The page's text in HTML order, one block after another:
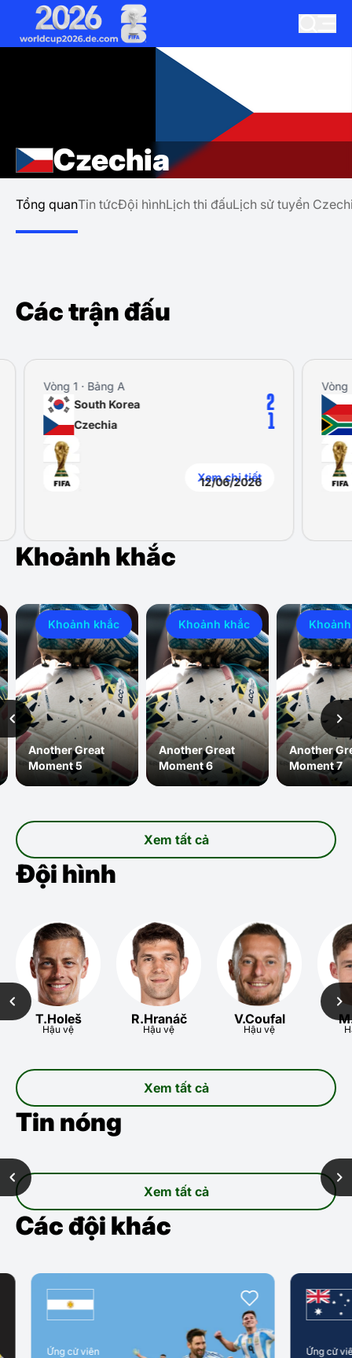
Czechia
Tổng quanTin tứcĐội hìnhLịch thi đấuLịch sử tuyển
Các trận đấu
Vòng 1 · Bảng A
12/06/2026
South Korea
Czechia
Xem chi tiết
Vòng
Khoảnh khắc
Xem tất cả
Khoảnh khắc
Another Great
Moment 5
Khoảnh khắc
Another Great
Moment 6
Another
Moment 7
Đội hình
Xem tất cả
T.Holeš
Hậu vệ
R.Hranáč
Hậu vệ
V.Coufal
Hậu vệ
Tin nóng
Xem tất cả
Các đội khác
Ứng cử viên Ứng cử viên